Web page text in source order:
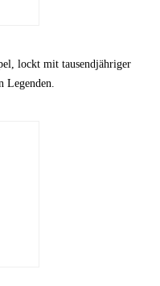
lockt mit tausendjähriger
Legenden.